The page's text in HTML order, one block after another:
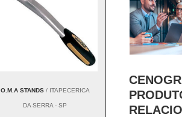
O.M.A STANDS/ ITAPECERICA
DA SERRA - SP